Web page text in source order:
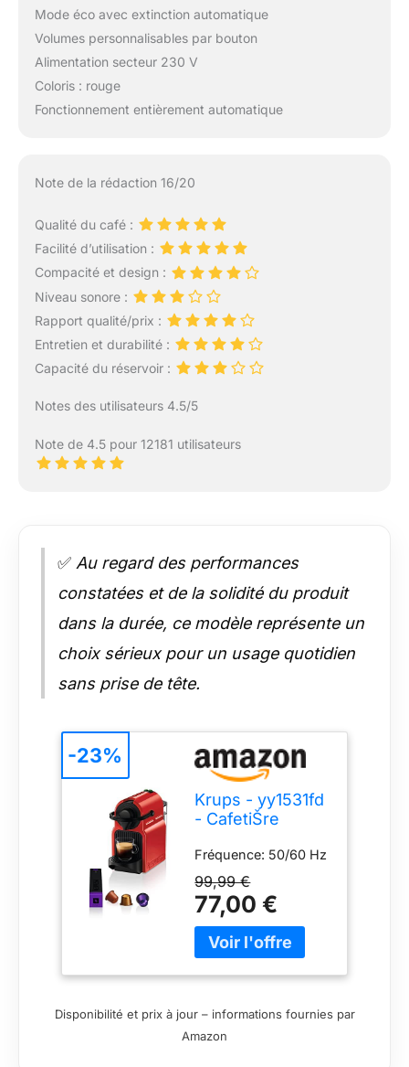
Mode éco avec extinction automatique
Volumes personnalisables par bouton
Alimentation secteur 230 V
Coloris : rouge
Fonctionnement entièrement automatique
Note de la rédaction 16/20
Qualité du café :
Facilité d’utilisation :
Compacité et design :
Niveau sonore :
Rapport qualité/prix :
Entretien et durabilité :
Capacité du réservoir :
Notes des utilisateurs 4.5/5
Note de 4.5 pour 12181 utilisateurs
✅ Au regard des performances
constatées et de la solidité du produit
dans la durée, ce modèle représente un
choix sérieux pour un usage quotidien
sans prise de tête.
Krups - yy1531fd
- CafetiŠre
automatique 19
bars rouge
inissia
Fréquence: 50/60 Hz
99,99 €
77,00 €
-23%
Disponibilité et prix à jour – informations fournies par
Amazon